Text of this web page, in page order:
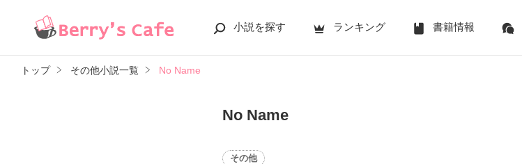
小説を探す ランキング 書籍情報
トップ その他小説一覧 No Name
No Name
その他